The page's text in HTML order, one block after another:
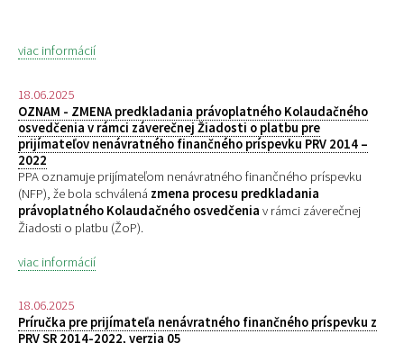
viac informácií
18.06.2025
OZNAM - ZMENA predkladania právoplatného Kolaudačného
osvedčenia v rámci záverečnej Žiadosti o platbu pre
prijímateľov nenávratného finančného príspevku PRV 2014 –
2022
PPA oznamuje prijímateľom nenávratného finančného príspevku
(NFP), že bola schválená zmena procesu predkladania
právoplatného Kolaudačného osvedčenia v rámci záverečnej
Žiadosti o platbu (ŽoP).
viac informácií
18.06.2025
Príručka pre prijímateľa nenávratného finančného príspevku z
PRV SR 2014-2022, verzia 05